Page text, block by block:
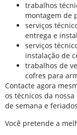
trabalhos
montagem de
serviços
entrega e
serviços
instalação de
trabalhos de
cofres para
Contacte agora
os técnicos da
de semana e
Você pretende a